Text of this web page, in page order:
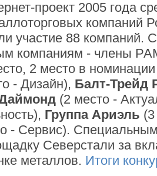
проект 2005 года
компаний
участие 88 компаний.
компаниям - члены
2 место в
- Дизайн), Балт-Трейд
(2 место -
Группа Ариэль
- Сервис).
Северстали за
металлов. Итоги